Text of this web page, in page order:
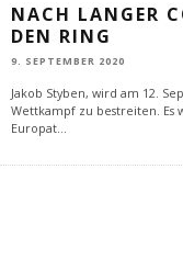
NACH LANGER
DEN RING
9. SEPTEMBER 2020
Jakob Styben, wird am 12.
Wettkampf zu bestreiten.
Europat...